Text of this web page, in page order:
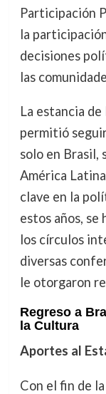
Participación
la
decisiones
las
La estancia
permitió
solo en Brasil,
América
clave en la
estos años, se
los círculos
diversas
le otorgaron
Regreso a
la Cultura
Aportes al
Con el fin de